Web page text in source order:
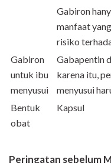
Gabiron
manfaat
risiko
Gabiron
untuk ibu
menyusui
Gabapentin
karena itu,
menyusui
Bentuk
obat
Kapsul
Peringatan sebelum